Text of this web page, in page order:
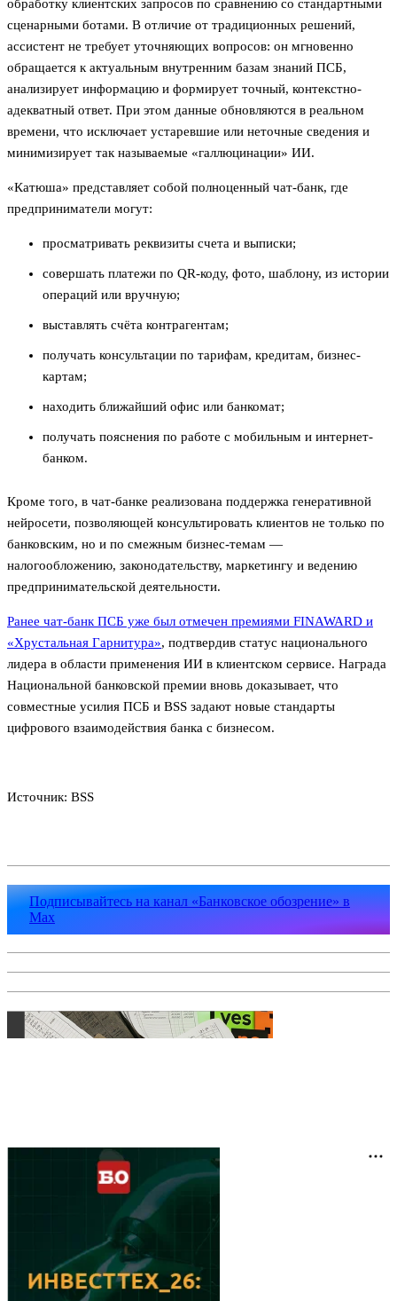
обработку клиентских запросов по сравнению со стандартными
сценарными ботами. В отличие от традиционных решений,
ассистент не требует уточняющих вопросов: он мгновенно
обращается к актуальным внутренним базам знаний ПСБ,
анализирует информацию и формирует точный, контекстно-
адекватный ответ. При этом данные обновляются в реальном
времени, что исключает устаревшие или неточные сведения и
минимизирует так называемые «галлюцинации» ИИ.
«Катюша» представляет собой полноценный чат-банк, где
предприниматели могут:
просматривать реквизиты счета и выписки;
совершать платежи по QR-коду, фото, шаблону, из истории
операций или вручную;
выставлять счёта контрагентам;
получать консультации по тарифам, кредитам, бизнес-
картам;
находить ближайший офис или банкомат;
получать пояснения по работе с мобильным и интернет-
банком.
Кроме того, в чат-банке реализована поддержка генеративной
нейросети, позволяющей консультировать клиентов не только по
банковским, но и по смежным бизнес-темам —
налогообложению, законодательству, маркетингу и ведению
предпринимательской деятельности.
Ранее чат-банк ПСБ уже был отмечен премиями FINAWARD и
«Хрустальная Гарнитура», подтвердив статус национального
лидера в области применения ИИ в клиентском сервисе. Награда
Национальной банковской премии вновь доказывает, что
совместные усилия ПСБ и BSS задают новые стандарты
цифрового взаимодействия банка с бизнесом.
Источник: BSS
Подписывайтесь на канал «Банковское обозрение» в
Max